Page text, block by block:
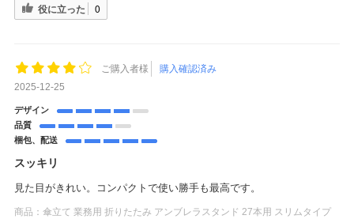
役に立った 0
ご購入者様
購入確認済み
2025-12-25
デザイン
品質
梱包、配送
スッキリ
見た目がきれい。コンパクトで使い勝手も最高です。
商品： 傘立て 業務用 折りたたみ アンブレラスタンド 27本用 スリムタイプ